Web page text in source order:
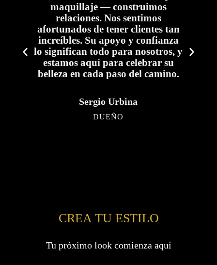
creatividad y pasión para
ofrecerte looks que te encantarán.
Con un servicio personalizado y
un enfoque en tu estilo único,
visitarnos no es solo cuestión de
belleza — es disfrutar de una
experiencia única.
Sergio Urbina
DUEÑO
CREA TU ESTILO
Tu próximo look comienza aquí